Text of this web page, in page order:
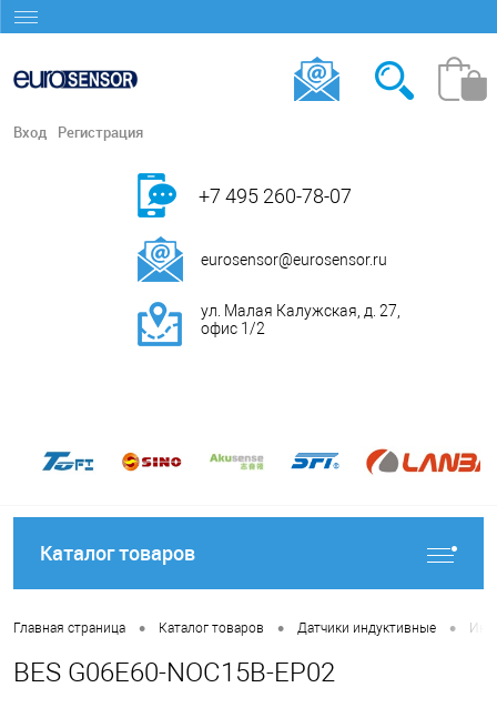
Вход Регистрация
+7 495 260-78-07
eurosensor@eurosensor.ru
ул. Малая Калужская, д. 27,
офис 1/2
Каталог товаров
Главная страница • Каталог товаров • Датчики индуктивные •
BES G06E60-NOC15B-EP02